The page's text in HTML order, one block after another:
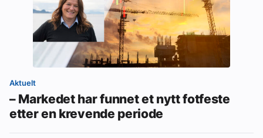
Aktuelt
– Markedet har funnet et nytt fotfeste
etter en krevende periode